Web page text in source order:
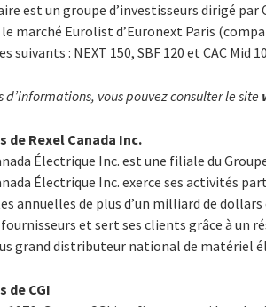
est un groupe d’investisseurs dirigé
marché Eurolist d’Euronext Paris
suivants : NEXT 150, SBF 120 et CAC Mid
d’informations, vous pouvez consulter le site
de Rexel Canada Inc.
Électrique Inc. est une filiale du
Électrique Inc. exerce ses activités
annuelles de plus d’un milliard de
fournisseurs et sert ses clients grâce à un
grand distributeur national de matériel
de CGI